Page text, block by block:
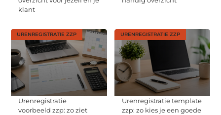
klant
URENREGISTRATIE ZZP
Urenregistratie
voorbeeld zzp: zo ziet
URENREGISTRATIE ZZP
Urenregistratie template
zzp: zo kies je een goede